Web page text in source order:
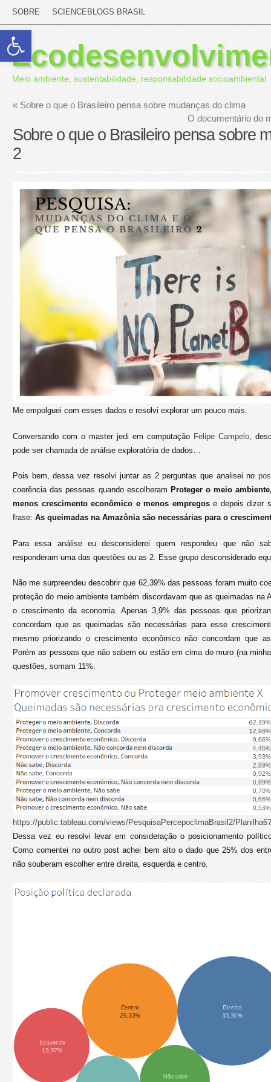
Abrir a barra de ferramentas
SOBRE SCIENCEBLOGS BRASIL
Meio ambiente, sustentabilidade, responsabilidade socioambiental
« Sobre o que o Brasileiro pensa sobre mudanças do clima
O documentário do
Sobre o que o Brasileiro pensa sobre
2
Me empolguei com esses dados e resolvi explorar um pouco mais.
Conversando com o master jedi em computação Felipe Campelo ,
pode ser chamada de análise exploratória de dados…
Pois bem, dessa vez resolvi juntar as 2 perguntas que analisei no
coerência das pessoas quando escolheram Proteger o meio
menos crescimento econômico e menos empregos e depois dizer
frase: As queimadas na Amazônia são necessárias para o
Para essa análise eu desconsiderei quem respondeu que não
responderam uma das questões ou as 2. Esse grupo desconsiderado
Não me surpreendeu descobrir que 62,39% das pessoas foram muito
proteção do meio ambiente também discordavam que as queimadas na
o crescimento da economia. Apenas 3,9% das pessoas que
concordam que as queimadas são necessárias para esse
mesmo priorizando o crescimento econômico não concordam que
Porém as pessoas que não sabem ou estão em cima do muro (na
questões, somam 11%.
https://public.tableau.com/views/PesquisaPercepoclimaBrasil2/
Dessa vez eu resolvi levar em consideração o posicionamento
Como comentei no outro post achei bem alto o dado que 25% dos
não souberam escolher entre direita, esquerda e centro.